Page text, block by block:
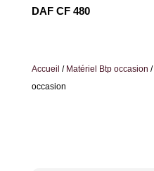
Accueil / Matériel Btp occasion /
occasion
DAF CF 480